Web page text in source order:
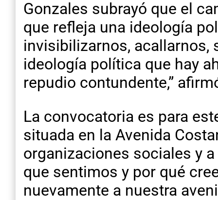
Gonzales subrayó que el
que refleja una ideología
invisibilizarnos, acallarnos,
ideología política que hay
repudio contundente,”
La convocatoria es para
situada en la Avenida
organizaciones sociales y
que sentimos y por qué
nuevamente a nuestra